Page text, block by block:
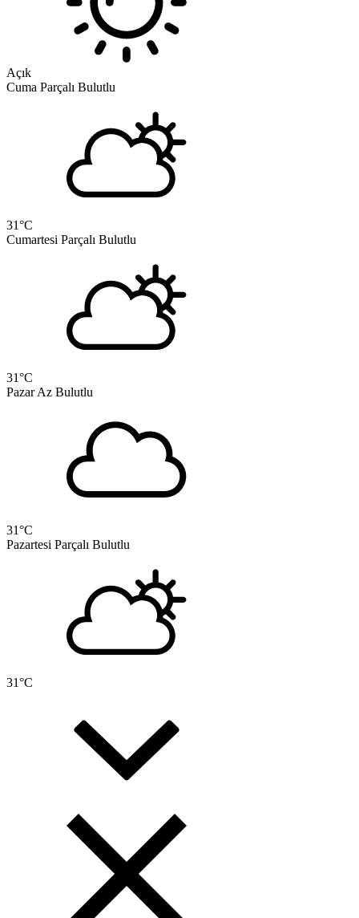
Açık
Cuma Parçalı Bulutlu
31°C
Cumartesi Parçalı Bulutlu
31°C
Pazar Az Bulutlu
31°C
Pazartesi Parçalı Bulutlu
31°C